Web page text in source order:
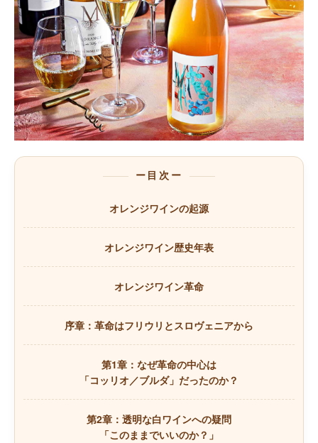
ー目次ー
オレンジワインの起源
オレンジワイン歴史年表
オレンジワイン革命
序章：革命はフリウリとスロヴェニアから
第1章：なぜ革命の中心は
「コッリオ／ブルダ」だったのか？
第2章：透明な白ワインへの疑問
「このままでいいのか？」